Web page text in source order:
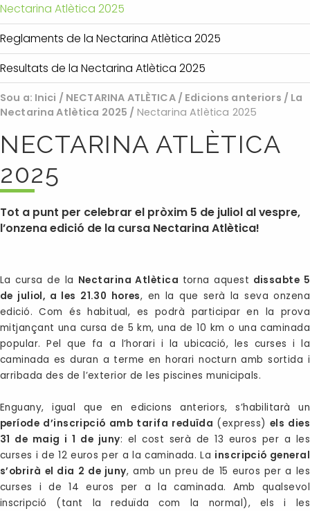
Nectarina Atlètica 2025
Reglaments de la Nectarina Atlètica 2025
Resultats de la Nectarina Atlètica 2025
Sou a: Inici / NECTARINA ATLÈTICA / Edicions anteriors / La
Nectarina Atlètica 2025 / Nectarina Atlètica 2025
NECTARINA ATLÈTICA
2025
Tot a punt per celebrar el pròxim 5 de juliol al vespre,
l’onzena edició de la cursa Nectarina Atlètica!
La cursa de la Nectarina Atlètica torna aquest dissabte 5
de juliol, a les 21.30 hores, en la que serà la seva onzena
edició. Com és habitual, es podrà participar en la prova
mitjançant una cursa de 5 km, una de 10 km o una caminada
popular. Pel que fa a l’horari i la ubicació, les curses i la
caminada es duran a terme en horari nocturn amb sortida i
arribada des de l’exterior de les piscines municipals.
Enguany, igual que en edicions anteriors, s’habilitarà un
període d’inscripció amb tarifa reduïda (express) els dies
31 de maig i 1 de juny: el cost serà de 13 euros per a les
curses i de 12 euros per a la caminada. La inscripció general
s’obrirà el dia 2 de juny, amb un preu de 15 euros per a les
curses i de 14 euros per a la caminada. Amb qualsevol
inscripció (tant la reduïda com la normal), els i les